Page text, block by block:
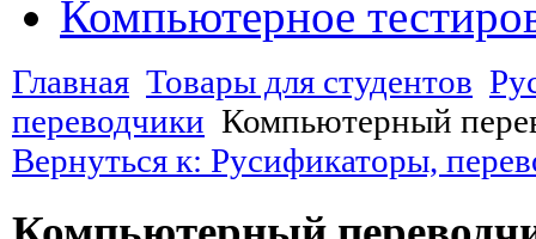
Компьютерное
Главная Товары для студентов
переводчики Компьютерный
Вернуться к: Русификаторы,